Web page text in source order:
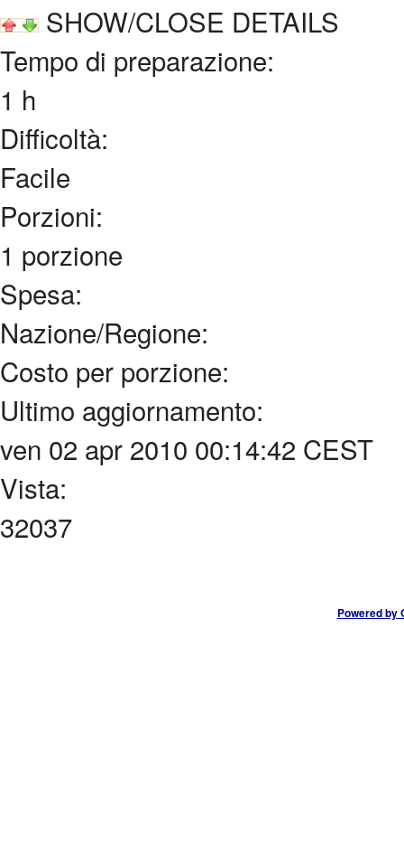
SHOW/CLOSE DETAILS
Tempo di preparazione:
1 h
Difficoltà:
Facile
Porzioni:
1 porzione
Spesa:
Nazione/Regione:
Costo per porzione:
Ultimo aggiornamento:
ven 02 apr 2010 00:14:42 CEST
Vista:
32037
Powered by